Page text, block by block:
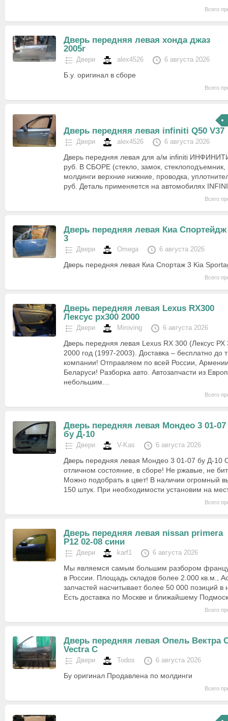
Всего
Дверь передняя левая хонда джаз
2005г
Двери alex4526 6 августа 2026
Б.у. оригинал в сборе
Всего
Дверь передняя левая infiniti Q50 V37
Двери alex4526 6 августа 2026
Дверь передняя левая для а/м infiniti
руб. В СБОРЕ (стекло, замок, стеклоподъемник,
молдинги верхние нижние, проводка,
руб. Деталь применяется на автомобилях
Всего
Дверь передняя левая Киа Спортейдж
3
Двери Omega 6 августа 2026
Дверь передняя левая Киа Спортаж 3 Kia
Всего
Дверь передняя левая Lexus RX300
Лексус рх300 2000
Двери Miroving 6 августа 2026
Дверь передняя левая Lexus RX 300 (Лексус РХ
2000 год (1997-2003). Доставка – бесплатно до
компании! Отправляем по всей России,
Беларуси! Разборка авто. Автозапчасти из
небольшим…
Всего
Дверь передняя левая Мондео 3 01-07
бу Д-10
Двери V-Kas 6 августа 2026
Дверь передняя левая Мондео 3 01-07 бу Д-10
отличном состояние, в сборе! Не ржавые, не
Можно подобрать в цвет! В наличии огромный
150 штук. При необходимости установим на
Всего
Дверь передняя левая nissan primera
P12 02-08 сини
Двери karf1 6 августа 2026
Мы являемся самым большим разбором
в России. Площадь складов более 2.000 кв.м.,
запчастей насчитывает более 50 000 позиций в
Есть доставка по Москве и ближайшему
Всего
Дверь передняя левая Опель Вектра
Vectra C
Двери Todos 6 августа 2026
Бу оригинал Продавлена по молдинги
Всего